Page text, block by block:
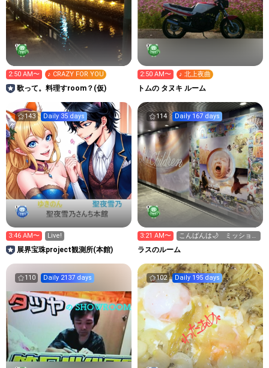
2:50 AM〜 ♪ CRAZY FOR YOU
歌って。料理すroom？(仮)
2:50 AM〜 ♪ 北上夜曲
トムの タヌキ ルーム
143 Daily 35 days
3:46 AM〜 Live!
展界宝珠project観測所(本館)
114 Daily 167 days
3:21 AM〜
こんばんは🌙 ミッション
ラスのルーム
110 Daily 2137 days 102 Daily 195 days